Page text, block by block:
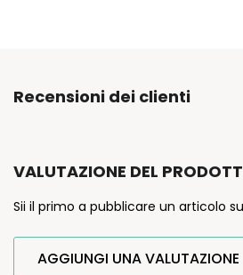
Recensioni dei clienti
VALUTAZIONE DEL
Sii il primo a pubblicare un articolo
AGGIUNGI UNA VALUTAZIONE